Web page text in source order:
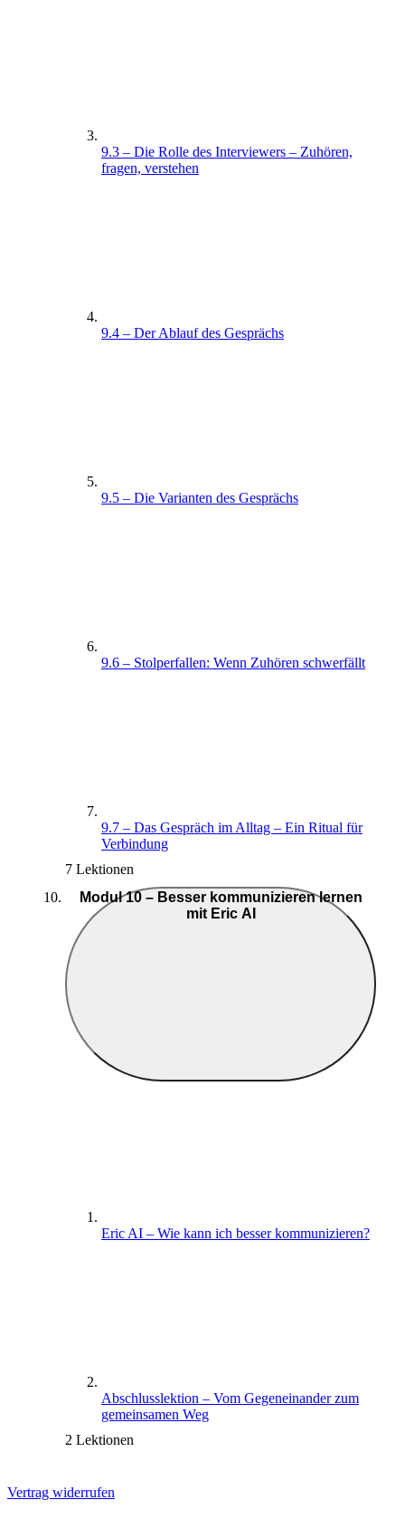
9.3 – Die Rolle des Interviewers – Zuhören,
fragen, verstehen
9.4 – Der Ablauf des Gesprächs
9.5 – Die Varianten des Gesprächs
9.6 – Stolperfallen: Wenn Zuhören schwerfällt
9.7 – Das Gespräch im Alltag – Ein Ritual für
Verbindung
7 Lektionen
Modul 10 – Besser kommunizieren lernen
mit Eric AI
Eric AI – Wie kann ich besser kommunizieren?
Abschlusslektion – Vom Gegeneinander zum
gemeinsamen Weg
2 Lektionen
Vertrag widerrufen